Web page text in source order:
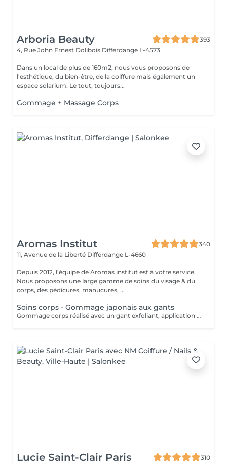
Arboria Beauty
393
4, Rue John Ernest Dolibois Differdange L-4573
Dans un local de plus de 160m2, nous vous proposons de
l'esthétique, du bien-être, de la coiffure mais également un
espace solarium. Le tout, toujours...
Gommage + Massage Corps
Aromas Institut
340
11, Avenue de la Liberté Differdange L-4660
Depuis 2012, l'équipe de Aromas institut est à votre service.
Nous proposons une large gamme de soins du visage & du
corps, des pédicures, manucures, ...
Soins corps - Gommage japonais aux gants
Gommage corps réalisé avec un gant exfoliant, application d'une huile hydratante idéale pour une peau douce, lisse. Nous vous prions de bien vouloir respecter votre rendez-vous. En prenant rendez-vous, vous occupez une place, dont une autre personne aurait éventuellement besoin. Tout rendez-vous non annulé 24h en avance, est susceptible d'être facturé. (Si vous ne pouvez pas vous présenter à votre RDV, proposez-le éventuellement à un proche ou à un ami) Toute l'équipe de Aromas Institut vous remercie pour votre respect et votre compréhension.
Lucie Saint-Clair Paris
310